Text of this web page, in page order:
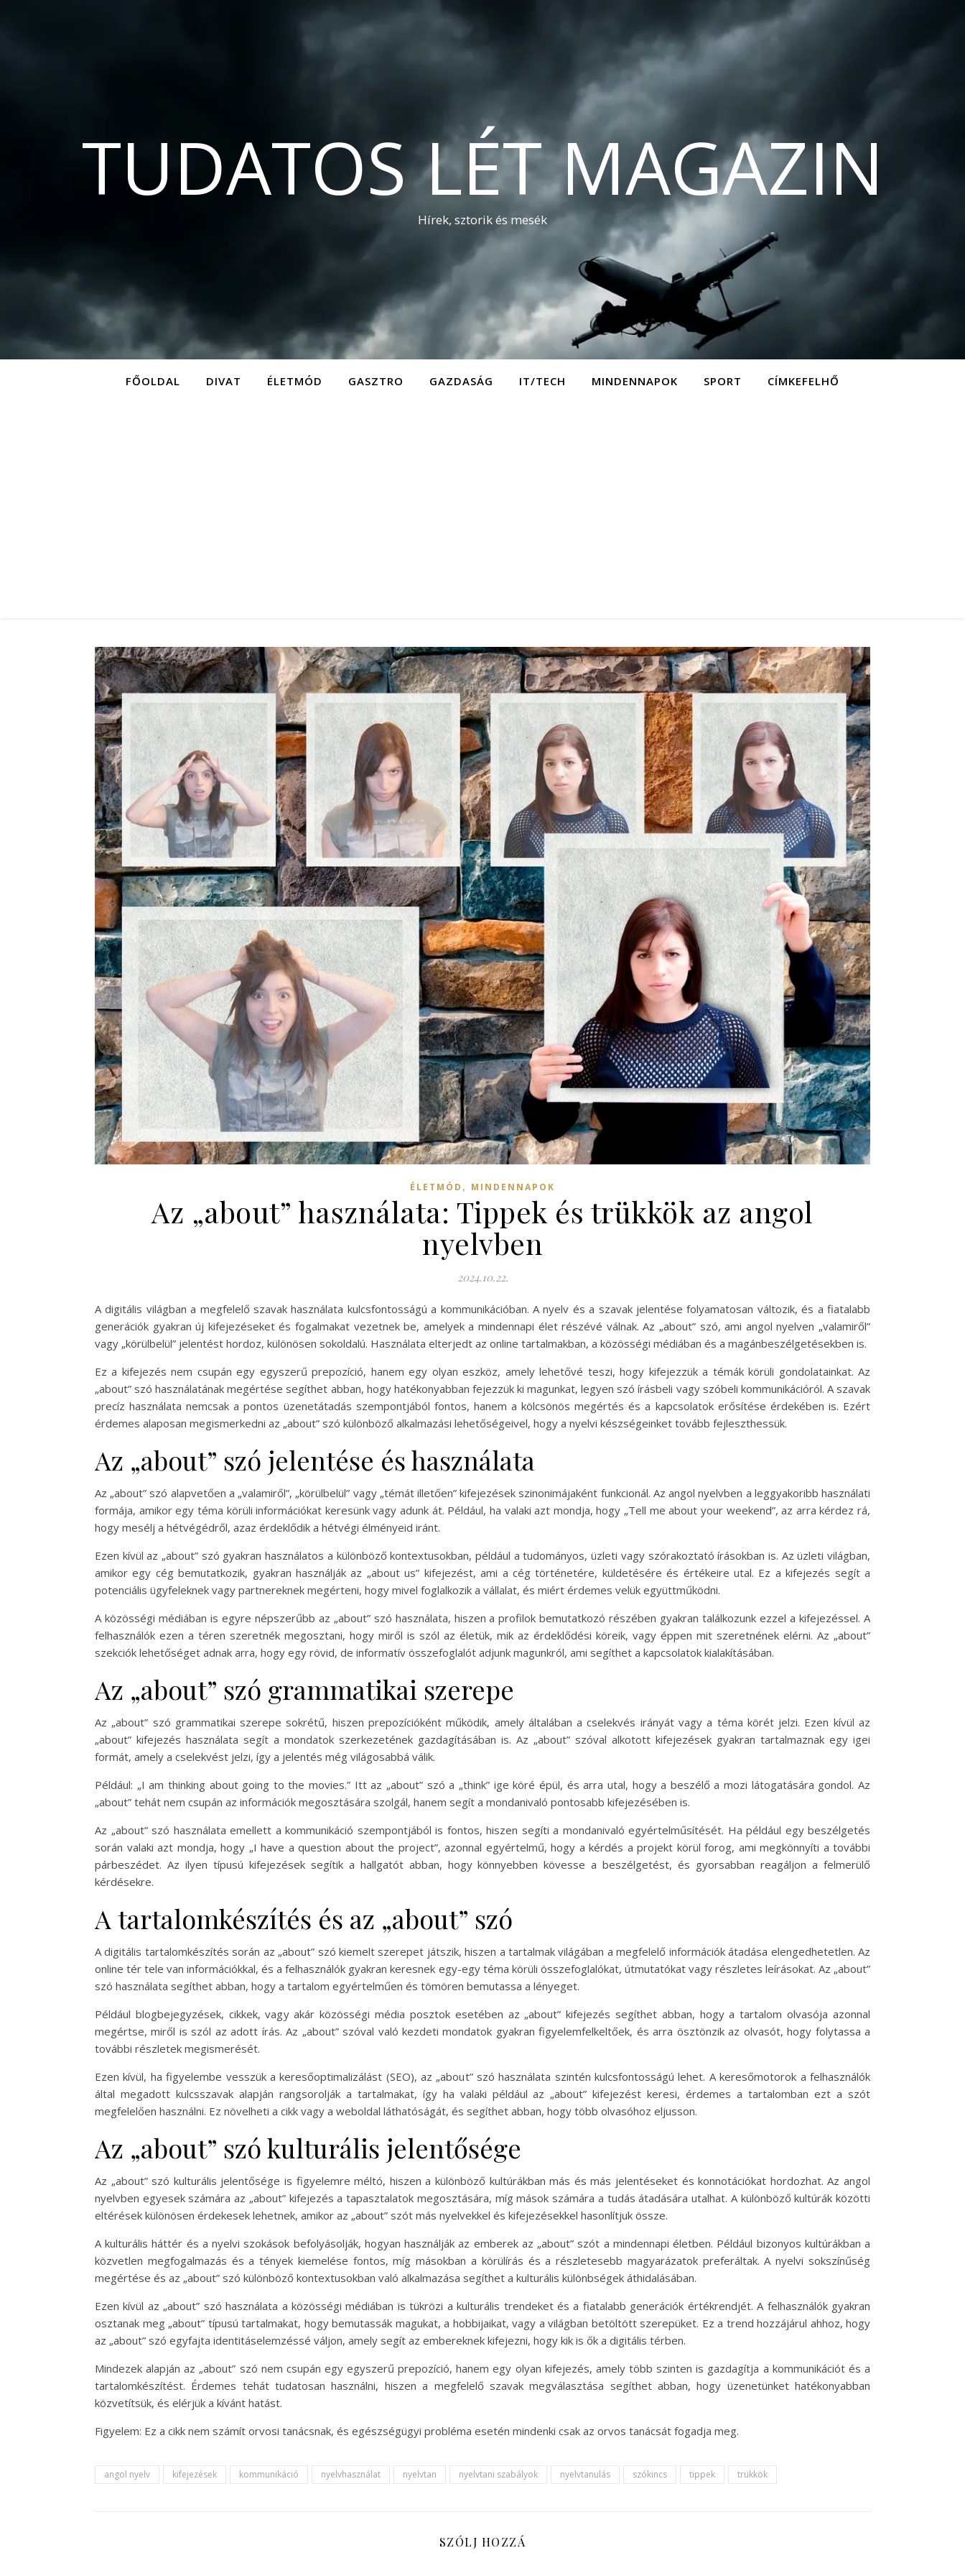
TUDATOS LÉT MAGAZIN
Hírek, sztorik és mesék
FŐOLDAL DIVAT ÉLETMÓD GASZTRO GAZDASÁG IT/TECH MINDENNAPOK SPORT CÍMKEFELHŐ
ÉLETMÓD , MINDENNAPOK
Az „about” használata: Tippek és trükkök az angol
nyelvben
2024.10.22.
A digitális világban a megfelelő szavak használata kulcsfontosságú a kommunikációban. A nyelv és a szavak jelentése folyamatosan változik, és a fiatalabb
generációk gyakran új kifejezéseket és fogalmakat vezetnek be, amelyek a mindennapi élet részévé válnak. Az „about” szó, ami angol nyelven „valamiről”
vagy „körülbelül” jelentést hordoz, különösen sokoldalú. Használata elterjedt az online tartalmakban, a közösségi médiában és a magánbeszélgetésekben is.
Ez a kifejezés nem csupán egy egyszerű prepozíció, hanem egy olyan eszköz, amely lehetővé teszi, hogy kifejezzük a témák körüli gondolatainkat. Az
„about” szó használatának megértése segíthet abban, hogy hatékonyabban fejezzük ki magunkat, legyen szó írásbeli vagy szóbeli kommunikációról. A szavak
precíz használata nemcsak a pontos üzenetátadás szempontjából fontos, hanem a kölcsönös megértés és a kapcsolatok erősítése érdekében is. Ezért
érdemes alaposan megismerkedni az „about” szó különböző alkalmazási lehetőségeivel, hogy a nyelvi készségeinket tovább fejleszthessük.
Az „about” szó jelentése és használata
Az „about” szó alapvetően a „valamiről”, „körülbelül” vagy „témát illetően” kifejezések szinonimájaként funkcionál. Az angol nyelvben a leggyakoribb használati
formája, amikor egy téma körüli információkat keresünk vagy adunk át. Például, ha valaki azt mondja, hogy „Tell me about your weekend”, az arra kérdez rá,
hogy mesélj a hétvégédről, azaz érdeklődik a hétvégi élményeid iránt.
Ezen kívül az „about” szó gyakran használatos a különböző kontextusokban, például a tudományos, üzleti vagy szórakoztató írásokban is. Az üzleti világban,
amikor egy cég bemutatkozik, gyakran használják az „about us” kifejezést, ami a cég történetére, küldetésére és értékeire utal. Ez a kifejezés segít a
potenciális ügyfeleknek vagy partnereknek megérteni, hogy mivel foglalkozik a vállalat, és miért érdemes velük együttműködni.
A közösségi médiában is egyre népszerűbb az „about” szó használata, hiszen a profilok bemutatkozó részében gyakran találkozunk ezzel a kifejezéssel. A
felhasználók ezen a téren szeretnék megosztani, hogy miről is szól az életük, mik az érdeklődési köreik, vagy éppen mit szeretnének elérni. Az „about”
szekciók lehetőséget adnak arra, hogy egy rövid, de informatív összefoglalót adjunk magunkról, ami segíthet a kapcsolatok kialakításában.
Az „about” szó grammatikai szerepe
Az „about” szó grammatikai szerepe sokrétű, hiszen prepozícióként működik, amely általában a cselekvés irányát vagy a téma körét jelzi. Ezen kívül az
„about” kifejezés használata segít a mondatok szerkezetének gazdagításában is. Az „about” szóval alkotott kifejezések gyakran tartalmaznak egy igei
formát, amely a cselekvést jelzi, így a jelentés még világosabbá válik.
Például: „I am thinking about going to the movies.” Itt az „about” szó a „think” ige köré épül, és arra utal, hogy a beszélő a mozi látogatására gondol. Az
„about” tehát nem csupán az információk megosztására szolgál, hanem segít a mondanivaló pontosabb kifejezésében is.
Az „about” szó használata emellett a kommunikáció szempontjából is fontos, hiszen segíti a mondanivaló egyértelműsítését. Ha például egy beszélgetés
során valaki azt mondja, hogy „I have a question about the project”, azonnal egyértelmű, hogy a kérdés a projekt körül forog, ami megkönnyíti a további
párbeszédet. Az ilyen típusú kifejezések segítik a hallgatót abban, hogy könnyebben kövesse a beszélgetést, és gyorsabban reagáljon a felmerülő
kérdésekre.
A tartalomkészítés és az „about” szó
A digitális tartalomkészítés során az „about” szó kiemelt szerepet játszik, hiszen a tartalmak világában a megfelelő információk átadása elengedhetetlen. Az
online tér tele van információkkal, és a felhasználók gyakran keresnek egy-egy téma körüli összefoglalókat, útmutatókat vagy részletes leírásokat. Az „about”
szó használata segíthet abban, hogy a tartalom egyértelműen és tömören bemutassa a lényeget.
Például blogbejegyzések, cikkek, vagy akár közösségi média posztok esetében az „about” kifejezés segíthet abban, hogy a tartalom olvasója azonnal
megértse, miről is szól az adott írás. Az „about” szóval való kezdeti mondatok gyakran figyelemfelkeltőek, és arra ösztönzik az olvasót, hogy folytassa a
további részletek megismerését.
Ezen kívül, ha figyelembe vesszük a keresőoptimalizálást (SEO), az „about” szó használata szintén kulcsfontosságú lehet. A keresőmotorok a felhasználók
által megadott kulcsszavak alapján rangsorolják a tartalmakat, így ha valaki például az „about” kifejezést keresi, érdemes a tartalomban ezt a szót
megfelelően használni. Ez növelheti a cikk vagy a weboldal láthatóságát, és segíthet abban, hogy több olvasóhoz eljusson.
Az „about” szó kulturális jelentősége
Az „about” szó kulturális jelentősége is figyelemre méltó, hiszen a különböző kultúrákban más és más jelentéseket és konnotációkat hordozhat. Az angol
nyelvben egyesek számára az „about” kifejezés a tapasztalatok megosztására, míg mások számára a tudás átadására utalhat. A különböző kultúrák közötti
eltérések különösen érdekesek lehetnek, amikor az „about” szót más nyelvekkel és kifejezésekkel hasonlítjuk össze.
A kulturális háttér és a nyelvi szokások befolyásolják, hogyan használják az emberek az „about” szót a mindennapi életben. Például bizonyos kultúrákban a
közvetlen megfogalmazás és a tények kiemelése fontos, míg másokban a körülírás és a részletesebb magyarázatok preferáltak. A nyelvi sokszínűség
megértése és az „about” szó különböző kontextusokban való alkalmazása segíthet a kulturális különbségek áthidalásában.
Ezen kívül az „about” szó használata a közösségi médiában is tükrözi a kulturális trendeket és a fiatalabb generációk értékrendjét. A felhasználók gyakran
osztanak meg „about” típusú tartalmakat, hogy bemutassák magukat, a hobbijaikat, vagy a világban betöltött szerepüket. Ez a trend hozzájárul ahhoz, hogy
az „about” szó egyfajta identitáselemzéssé váljon, amely segít az embereknek kifejezni, hogy kik is ők a digitális térben.
Mindezek alapján az „about” szó nem csupán egy egyszerű prepozíció, hanem egy olyan kifejezés, amely több szinten is gazdagítja a kommunikációt és a
tartalomkészítést. Érdemes tehát tudatosan használni, hiszen a megfelelő szavak megválasztása segíthet abban, hogy üzenetünket hatékonyabban
közvetítsük, és elérjük a kívánt hatást.
Figyelem: Ez a cikk nem számít orvosi tanácsnak, és egészségügyi probléma esetén mindenki csak az orvos tanácsát fogadja meg.
angol nyelv kifejezések kommunikáció nyelvhasználat nyelvtan nyelvtani szabályok nyelvtanulás szókincs tippek trükkök
SZÓLJ HOZZÁ